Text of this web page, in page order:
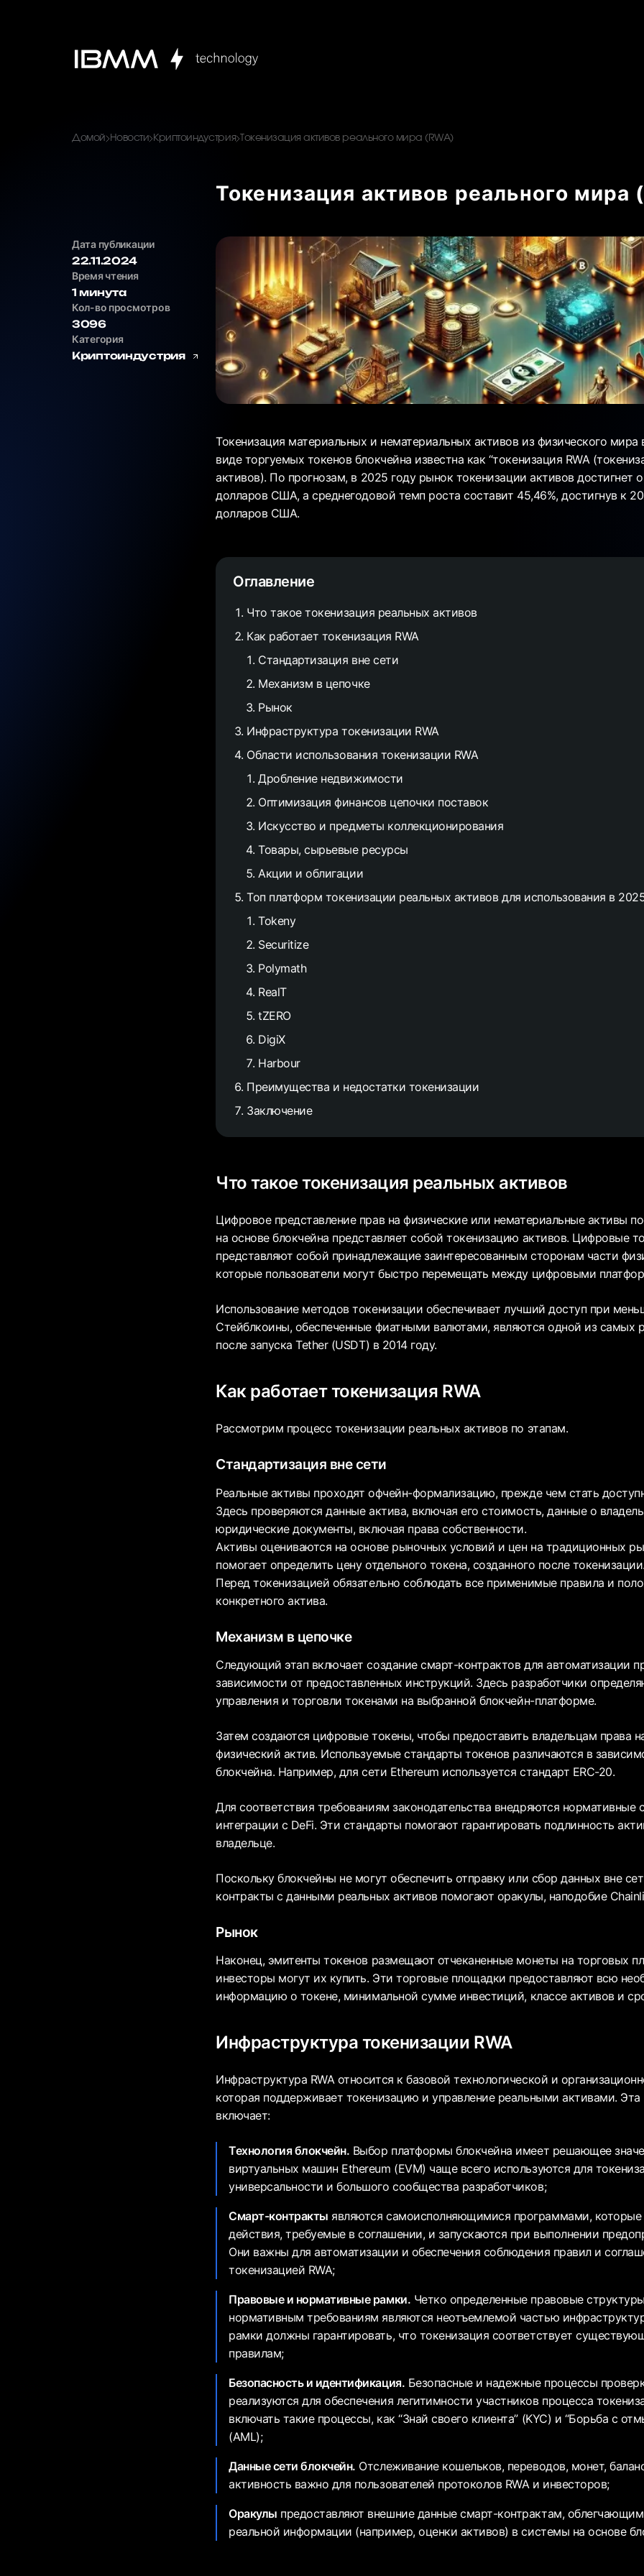
Домой Новости Криптоиндустрия Токенизация активов реального мира (RWA)
Токенизация активов реального мира
Дата публикации
22.11.2024
Время чтения
1 минута
Кол-во просмотров
3096
Категория
Криптоиндустрия
Токенизация материальных и нематериальных активов из физического
виде торгуемых токенов блокчейна известна как “токенизация RWA
активов). По прогнозам, в 2025 году рынок токенизации активов достигнет
долларов США, а среднегодовой темп роста составит 45,46%, достигнув к
долларов США.
Оглавление
Что такое токенизация реальных активов
Как работает токенизация RWA
Стандартизация вне сети
Механизм в цепочке
Рынок
Инфраструктура токенизации RWA
Области использования токенизации RWA
Дробление недвижимости
Оптимизация финансов цепочки поставок
Искусство и предметы коллекционирования
Товары, сырьевые ресурсы
Акции и облигации
Топ платформ токенизации реальных активов для использования в
Tokeny
Securitize
Polymath
RealT
tZERO
DigiX
Harbour
Преимущества и недостатки токенизации
Заключение
Что такое токенизация реальных активов
Цифровое представление прав на физические или нематериальные активы
на основе блокчейна представляет собой токенизацию активов. Цифровые
представляют собой принадлежащие заинтересованным сторонам части
которые пользователи могут быстро перемещать между цифровыми
Использование методов токенизации обеспечивает лучший доступ при
Стейблкоины, обеспеченные фиатными валютами, являются одной из самых
после запуска Tether (USDT) в 2014 году.
Как работает токенизация RWA
Рассмотрим процесс токенизации реальных активов по этапам.
Стандартизация вне сети
Реальные активы проходят офчейн-формализацию, прежде чем стать
Здесь проверяются данные актива, включая его стоимость, данные о
юридические документы, включая права собственности.
Активы оцениваются на основе рыночных условий и цен на традиционных
помогает определить цену отдельного токена, созданного после
Перед токенизацией обязательно соблюдать все применимые правила и
конкретного актива.
Механизм в цепочке
Следующий этап включает создание смарт-контрактов для автоматизации
зависимости от предоставленных инструкций. Здесь разработчики
управления и торговли токенами на выбранной блокчейн-платформе.
Затем создаются цифровые токены, чтобы предоставить владельцам права
физический актив. Используемые стандарты токенов различаются в
блокчейна. Например, для сети Ethereum используется стандарт ERC-20.
Для соответствия требованиям законодательства внедряются нормативные
интеграции с DeFi. Эти стандарты помогают гарантировать подлинность
владельце.
Поскольку блокчейны не могут обеспечить отправку или сбор данных вне
контракты с данными реальных активов помогают оракулы, наподобие
Рынок
Наконец, эмитенты токенов размещают отчеканенные монеты на торговых
инвесторы могут их купить. Эти торговые площадки предоставляют всю
информацию о токене, минимальной сумме инвестиций, классе активов и
Инфраструктура токенизации RWA
Инфраструктура RWA относится к базовой технологической и
которая поддерживает токенизацию и управление реальными активами. Эта
включает:
Технология блокчейн. Выбор платформы блокчейна имеет решающее
виртуальных машин Ethereum (EVM) чаще всего используются для
универсальности и большого сообщества разработчиков;
Смарт-контракты являются самоисполняющимися программами, которые
действия, требуемые в соглашении, и запускаются при выполнении
Они важны для автоматизации и обеспечения соблюдения правил и
токенизацией RWA;
Правовые и нормативные рамки. Четко определенные правовые
нормативным требованиям являются неотъемлемой частью
рамки должны гарантировать, что токенизация соответствует
правилам;
Безопасность и идентификация. Безопасные и надежные процессы
реализуются для обеспечения легитимности участников процесса
включать такие процессы, как “Знай своего клиента” (KYC) и “Борьба с
(AML);
Данные сети блокчейн. Отслеживание кошельков, переводов, монет,
активность важно для пользователей протоколов RWA и инвесторов;
Оракулы предоставляют внешние данные смарт-контрактам,
реальной информации (например, оценки активов) в системы на основе